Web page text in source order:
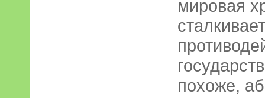
мировая
похоже,